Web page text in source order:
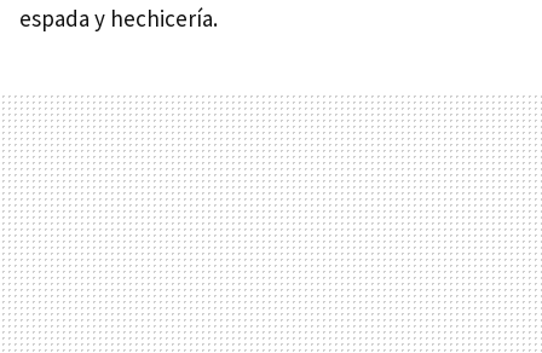
espada y hechicería.